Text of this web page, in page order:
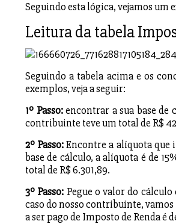
Seguindo esta lógica, vejamos um
Leitura da tabela
Seguindo a tabela acima e os
exemplos, veja a seguir:
1º Passo:encontrar a sua base de
contribuinte teve um total de R$
2º Passo:Encontre a alíquota que
base de cálculo, a alíquota é de
total de R$ 6.301,89.
3º Passo: Pegue o valor do
caso do nosso contribuinte,
a ser pago de Imposto de Renda é